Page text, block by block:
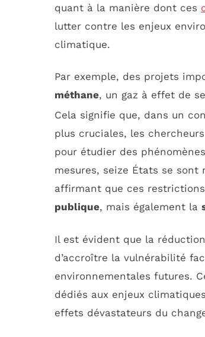
quant à la manière dont ces
lutter contre les enjeux
climatique.
Par exemple, des projets
méthane, un gaz à effet de
Cela signifie que, dans un
plus cruciales, les
pour étudier des
mesures, seize États se sont
affirmant que ces
publique, mais également la
Il est évident que la
d’accroître la vulnérabilité
environnementales futures.
dédiés aux enjeux
effets dévastateurs du